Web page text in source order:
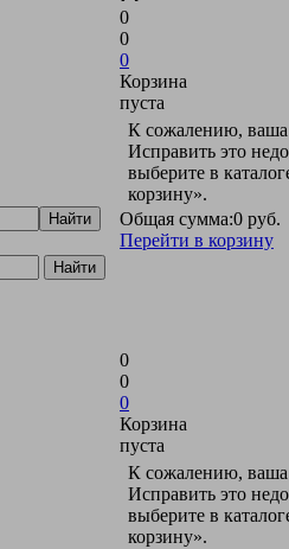
0
0
0
Корзина
пуста
К сожалению, ваша
Исправить это
выберите в
корзину».
Общая сумма:0 руб.
Перейти в корзину
0
0
0
Корзина
пуста
К сожалению, ваша
Исправить это
выберите в
корзину».